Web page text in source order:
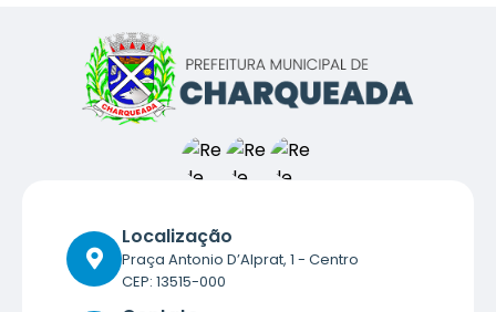
Localização
Praça Antonio D’Alprat, 1 - Centro
CEP: 13515-000